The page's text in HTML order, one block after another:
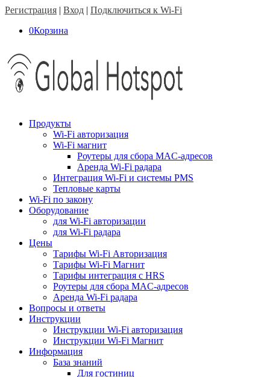
Регистрация | Вход | Подключиться к Wi-Fi
0Корзина
Продукты
Wi-Fi авторизация
Wi-Fi магнит
Роутеры для сбора MAC-адресов
Аренда Wi-Fi радара
Интеграция Wi-Fi и системы PMS
Тепловые карты
Wi-Fi по закону
Оборудование
для Wi-Fi авторизации
для Wi-Fi радара
Цены
Тарифы Wi-Fi Авторизация
Тарифы Wi-Fi Магнит
Тарифы интеграция с HRS
Роутеры для сбора MAC-адресов
Аренда Wi-Fi радара
Вопросы и ответы
Инструкции
Инструкции Wi-Fi авторизация
Инструкции Wi-Fi Магнит
Информация
База знаний
Для гостиниц